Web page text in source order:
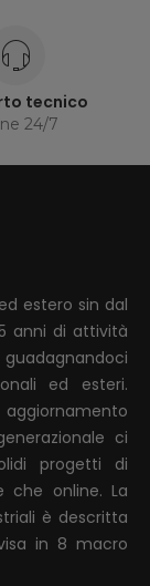
tecnico
24/7
estero sin dal
anni di attività
ed esteri.
ci
progetti di
che online. La
è descritta
in 8 macro